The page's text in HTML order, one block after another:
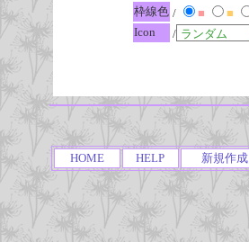
枠線色 / ■ ■
Icon
/
HOME HELP 新規作成